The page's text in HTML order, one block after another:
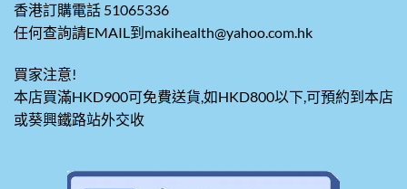
香港訂購電話 51065336
任何查詢請EMAIL到makihealth@yahoo.com.hk
買家注意!
本店買滿HKD900可免費送貨,如HKD800以下,可預約到本店
或葵興鐵路站外交收